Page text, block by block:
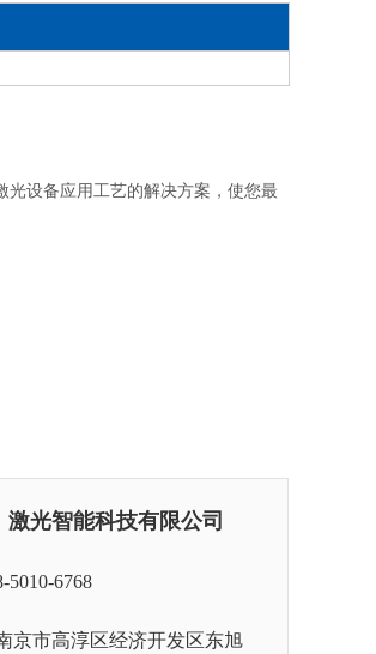
设备应用工艺的解决方案，使您最
光智能科技有限公司
5010-6768
京市高淳区经济开发区东旭